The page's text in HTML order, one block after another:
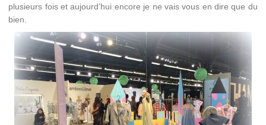
plusieurs fois et aujourd’hui encore je ne vais vous en dire que du
bien.